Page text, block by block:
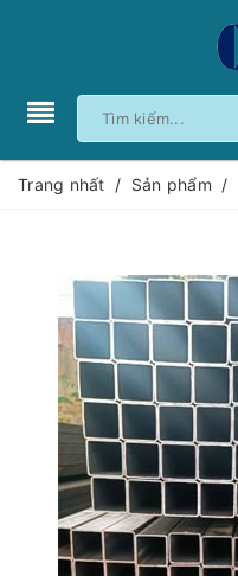
Trang nhất / Sản phẩm /